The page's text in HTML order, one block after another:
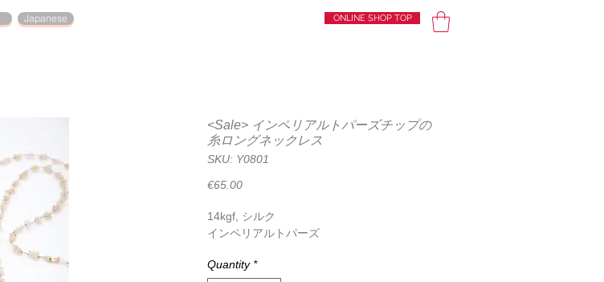
Japanese ONLINE SHOP TOP
<Sale> インペリアルトパーズチップの
糸ロングネックレス
SKU: Y0801
€65.00Price
14kgf, シルク
インペリアルトパーズ
Quantity *